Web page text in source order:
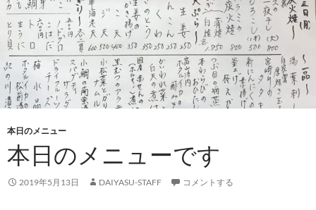
へ
ス
キ
ッ
プ
本日のメニュー
本日のメニューです
2019年5月13日 DAIYASU-STAFF コメントする